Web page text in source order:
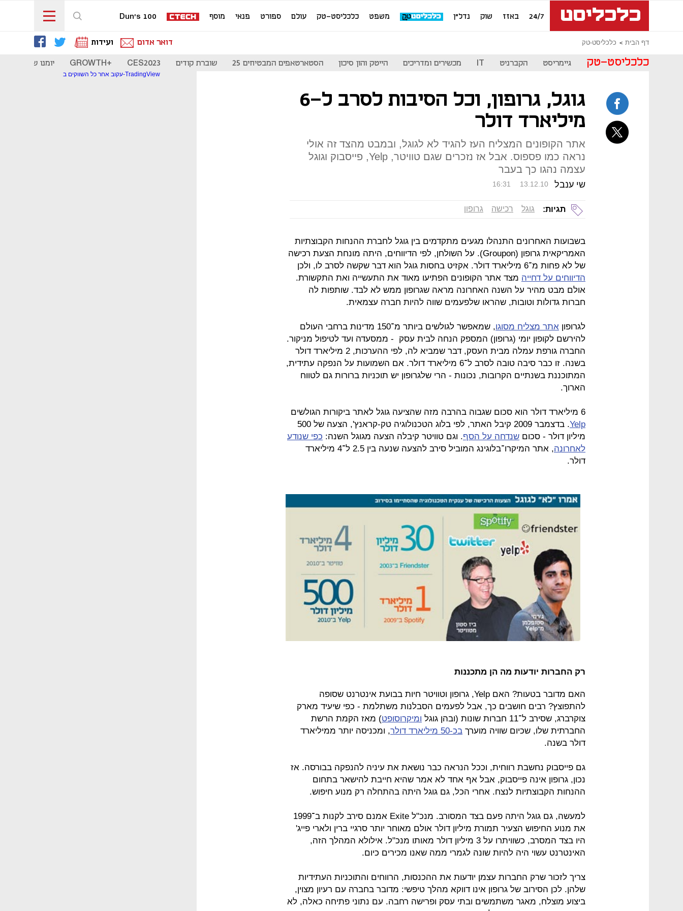
24/7 באזז שוק נדל"ן משפט כלכליסט-טק עולם ספורט פנאי מוסף Dun's 100
דף הבית כלכליסט-טק דואר אדום ועידות
כלכליסט-טק גיימריסט הקברניט IT מכשירים ומדריכים הייטק והון סיכון הסטארטאפים המבטיחים 25 שוברת קודים CES2023
+GROWTH יומנו של
גוגל, גרופון, וכל הסיבות לסרב ל-6
מיליארד דולר
אתר הקופונים המצליח העז להגיד לא לגוגל, ובמבט מהצד זה אולי
נראה כמו פספוס. אבל אז נזכרים שגם טוויטר, Yelp, פייסבוק וגוגל
עצמה נהגו כך בעבר
שי ענבל 16:31 13.12.10
תגיות: גוגל רכישה גרופון
בשבועות האחרונים התנהלו מגעים מתקדמים בין גוגל לחברת ההנחות הקבוצתיות
האמריקאית גרופון (Groupon). על השולחן, לפי הדיווחים, היתה מונחת הצעת רכישה
של לא פחות מ־6 מיליארד דולר. אקזיט בחסות גוגל הוא דבר שקשה לסרב לו, ולכן
הדיווחים על דחייה מצד אתר הקופונים הפתיעו מאוד את התעשייה ואת התקשורת.
אולם מבט מהיר על השנה האחרונה מראה שגרופון ממש לא לבד. שותפות לה
חברות גדולות וטובות, שהראו שלפעמים שווה להיות חברה עצמאית.
לגרופון אתר מצליח מסוגו
, שמאפשר לגולשים ביותר מ־150 מדינות ברחבי העולם
להירשם לקופון יומי (גרופון) המספק הנחה לבית עסק - ממסעדה ועד לטיפול מניקור.
החברה גורפת עמלה מבית העסק, דבר שמביא לה, לפי ההערכות, 2 מיליארד דולר
בשנה. זו כבר סיבה טובה לסרב ל־6 מיליארד דולר. אם השמועות על הנפקה עתידית,
המתוכננת בשנתיים הקרובות, נכונות - הרי שלגרופון יש תוכניות ברורות גם לטווח
הארוך.
6 מיליארד דולר הוא סכום שגבוה בהרבה מזה שהציעה גוגל לאתר ביקורות הגולשים
Yelp
. בדצמבר 2009 קיבל האתר, לפי בלוג הטכנולוגיה טק-קראנץ', הצעה של 500
מיליון דולר - סכום שנדחה על הסף. וגם טוויטר קיבלה הצעה מגוגל השנה: כפי שנודע
לאחרונה
, אתר המיקרו־בלוגינג המוביל סירב להצעה שנעה בין 2.5 ל־4 מיליארד
דולר.
רק החברות יודעות מה הן מתכננות
האם מדובר בטעות? האם Yelp, גרופון וטוויטר חיות בבועת אינטרנט שסופה
להתפוצץ? רבים חושבים כך, אבל לפעמים הסבלנות משתלמת - כפי שיעיד מארק
צוקרברג, שסירב ל־11 חברות שונות (ובהן גוגל
ומיקרוסופט) מאז הקמת הרשת
החברתית שלו, שכיום שוויה מוערך בכ-50 מיליארד דולר
, ומכניסה יותר ממיליארד
דולר בשנה.
גם פייסבוק נחשבת רווחית, וככל הנראה כבר נושאת את עיניה להנפקה בבורסה. אז
נכון, גרופון אינה פייסבוק, אבל אף אחד לא אמר שהיא חייבת להישאר בתחום
ההנחות הקבוצתיות לנצח. אחרי הכל, גם גוגל היתה בהתחלה רק מנוע חיפוש.
למעשה, גם גוגל היתה פעם בצד המסורב. מנכ"ל Exite אמנם סירב לקנות ב־1999
את מנוע החיפוש הצעיר תמורת מיליון דולר אולם מאוחר יותר סרגיי ברין ולארי פייג'
היו בצד המסרב, כשוויתרו על 3 מיליון דולר מאותו מנכ"ל. אילולא המהלך הזה,
האינטרנט עשוי היה להיות שונה לגמרי ממה שאנו מכירים כיום.
צריך לזכור שרק החברות עצמן יודעות את ההכנסות, הרווחים והתוכניות העתידיות
שלהן. לכן הסירוב של גרופון אינו דווקא מהלך טיפשי: מדובר בחברה עם רעיון מצוין,
ביצוע מוצלח, מאגר משתמשים ובתי עסק ופרישה רחבה. עם נתוני פתיחה כאלה, לא
עקוב אחר כל השווקים ב-TradingView